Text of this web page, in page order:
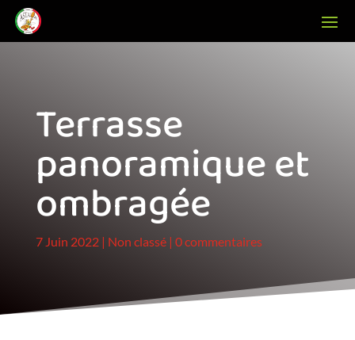
Terrasse
panoramique et
ombragée
7 Juin 2022| Non classé| 0 commentaires